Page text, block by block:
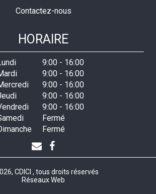
Contactez-nous
HORAIRE
9:00- 16:00
9:00- 16:00
9:00- 16:00
9:00- 16:00
9:00- 16:00
Fermé
Fermé
CDICI , tous droits réservés
Réseaux Web